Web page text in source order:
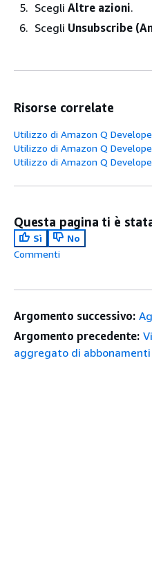
Scegli Altre azioni.
Scegli Unsubscribe
Risorse correlate
Utilizzo di Amazon Q
Utilizzo di Amazon Q
Utilizzo di Amazon Q
Questa pagina ti è
Sì
No
Commenti
Argomento successivo:
Argomento precedente:
aggregato di abbonamenti